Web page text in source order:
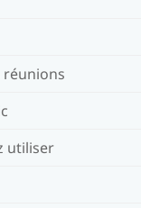
utiliser